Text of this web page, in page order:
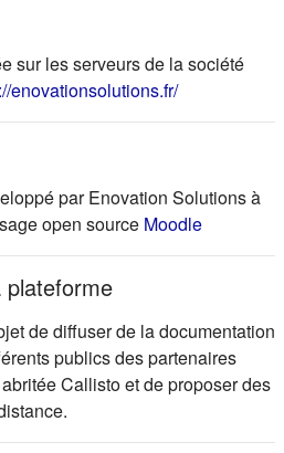
sur les serveurs de la société
enovationsolutions.fr/(s'ouvre
par Enovation Solutions à
open source Moodle(s'ouvre
de diffuser de la documentation
publics des partenaires
Callisto et de proposer des